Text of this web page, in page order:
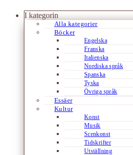
I kategorin
Alla kategorier
Böcker
Engelska
Franska
Italienska
Nordiska språk
Spanska
Tyska
Övriga språk
Essäer
Kultur
Konst
Musik
Scenkonst
Tidskrifter
Utställning